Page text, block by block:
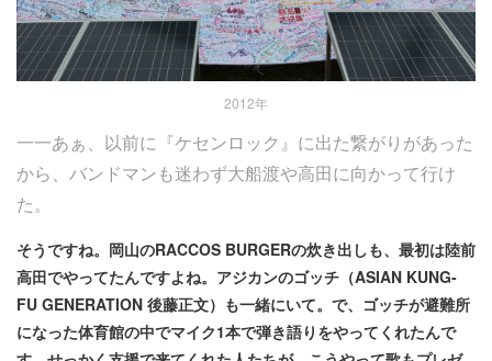
2012年
一一あぁ、以前に『ケセンロック』に出た繋がりがあった
から、バンドマンも迷わず大船渡や高田に向かって行け
た。
そうですね。岡山のRACCOS BURGERの炊き出しも、最初は陸前
高田でやってたんですよね。アジカンのゴッチ（ASIAN KUNG-
FU GENERATION 後藤正文）も一緒にいて。で、ゴッチが避難所
になった体育館の中でマイク1本で弾き語りをやってくれたんで